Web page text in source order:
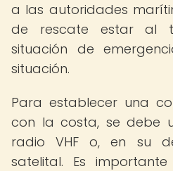
a las autoridades
de rescate estar al
situación de
situación.
Para establecer una
con la costa, se debe
radio VHF o, en su
satelital. Es